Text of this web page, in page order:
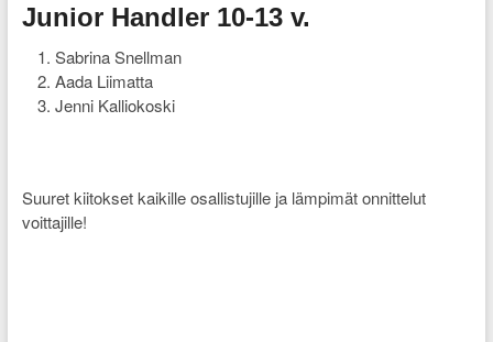
Junior Handler 10-13 v.
Sabrina Snellman
Aada Liimatta
Jenni Kalliokoski
Suuret kiitokset kaikille osallistujille ja lämpimät onnittelut
voittajille!